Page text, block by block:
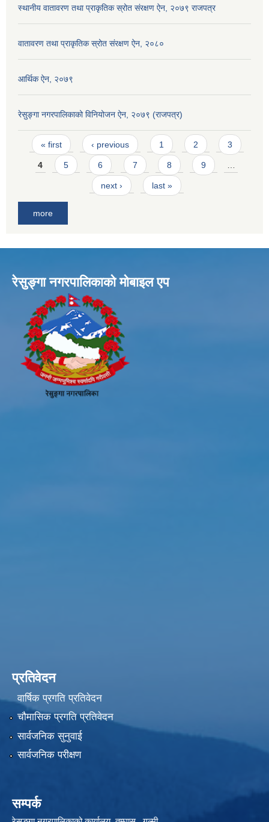
स्थानीय वातावरण तथा प्राकृतिक स्रोत संरक्षण ऐन, २०७९ राजपत्र
वातावरण तथा प्राकृतिक स्रोत संरक्षण ऐन, २०८०
आर्थिक ऐन, २०७९
रेसुङ्गा नगरपालिकाको विनियोजन ऐन, २०७९ (राजपत्र)
Pages
« first ‹ previous 1 2 3
4 5 6 7 8 9
next › last »
more
रेसुङ्गा नगरपालिकाकाे माेबाइल एप
प्रतिवेदन
वार्षिक प्रगति प्रतिवेदन
चौमासिक प्रगति प्रतिवेदन
सार्वजनिक सुनुवाई
सार्वजनिक परीक्षण
सम्पर्क